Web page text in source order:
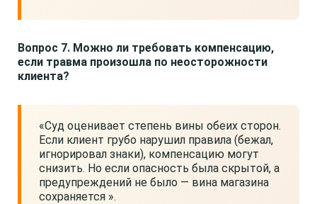
Вопрос 7. Можно ли требовать компенсацию,
если травма произошла по неосторожности
клиента?
«Суд оценивает степень вины обеих сторон.
Если клиент грубо нарушил правила (бежал,
игнорировал знаки), компенсацию могут
снизить. Но если опасность была скрытой, а
предупреждений не было — вина магазина
сохраняется ».